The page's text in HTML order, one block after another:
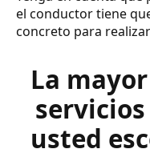
el conductor tiene
concreto para
La
usted